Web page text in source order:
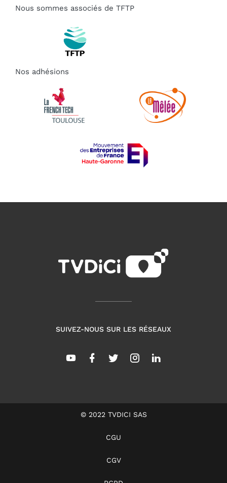
Nous sommes associés de TFTP
Nos adhésions
SUIVEZ-NOUS SUR LES RÉSEAUX
© 2022 TVDICI SAS
CGU
CGV